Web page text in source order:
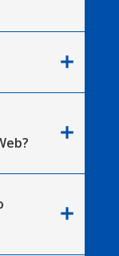
add
add
add